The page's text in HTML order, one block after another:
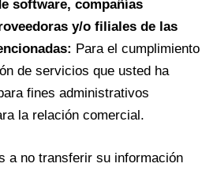
software, compañías
y/o filiales de las
Para el cumplimiento
de servicios que usted ha
fines administrativos
la relación comercial.
a no transferir su información